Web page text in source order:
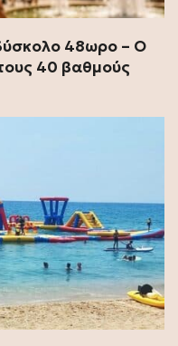
48ωρο – Ο
40 βαθμούς